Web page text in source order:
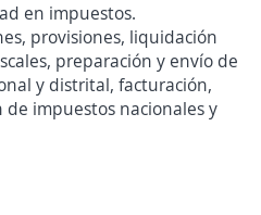
en impuestos.
provisiones, liquidación
preparación y envío de
y distrital, facturación,
impuestos nacionales y